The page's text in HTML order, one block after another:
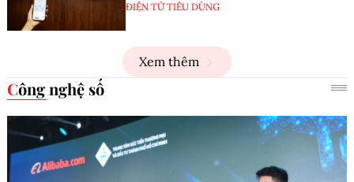
ĐIỆN TỬ TIÊU DÙNG
Xem thêm
Công nghệ số